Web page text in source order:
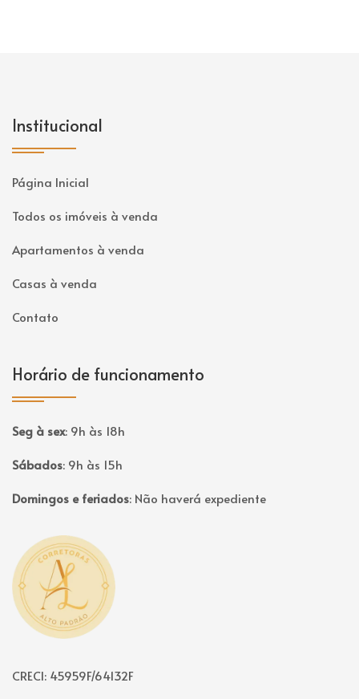
Institucional
Página Inicial
Todos os imóveis à venda
Apartamentos à venda
Casas à venda
Contato
Horário de funcionamento
Seg à sex: 9h às 18h
Sábados: 9h às 15h
Domingos e feriados: Não haverá expediente
Página inicial
CRECI: 45959F/64132F